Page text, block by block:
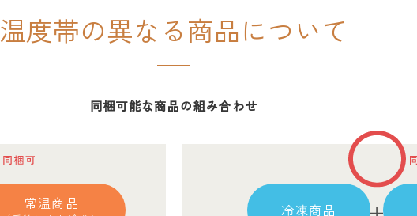
温度帯の異なる商品について
同梱可能な商品の組み合わせ
常温商品 冷凍商品